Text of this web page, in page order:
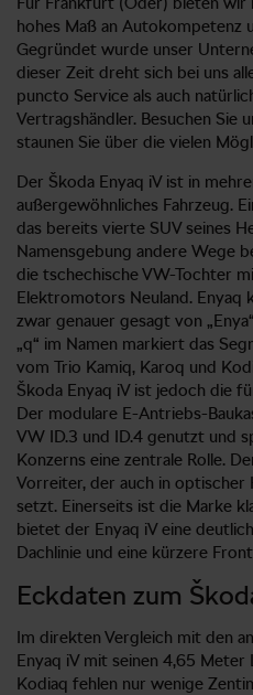
hohes Maß an Autokompetenz
Gegründet wurde unser
dieser Zeit dreht sich bei uns
puncto Service als auch
Vertragshändler. Besuchen Sie
staunen Sie über die vielen
Der Škoda Enyaq iV ist in
außergewöhnliches Fahrzeug.
das bereits vierte SUV seines
Namensgebung andere Wege
die tschechische VW-Tochter
Elektromotors Neuland. Enyaq
zwar genauer gesagt von
„q“ im Namen markiert das
vom Trio Kamiq, Karoq und
Škoda Enyaq iV ist jedoch die
Der modulare E-Antriebs-
VW ID.3 und ID.4 genutzt und
Konzerns eine zentrale Rolle.
Vorreiter, der auch in optischer
setzt. Einerseits ist die Marke
bietet der Enyaq iV eine
Dachlinie und eine kürzere
Eckdaten zum
Im direkten Vergleich mit den
Enyaq iV mit seinen 4,65 Meter
Kodiaq fehlen nur wenige